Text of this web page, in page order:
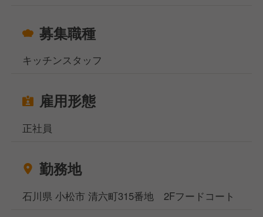
募集職種
キッチンスタッフ
雇用形態
正社員
勤務地
石川県 小松市 清六町315番地 2Fフードコート